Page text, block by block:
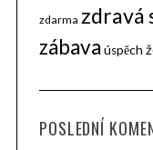
zdarma zdravá
zábava úspěch
POSLEDNÍ